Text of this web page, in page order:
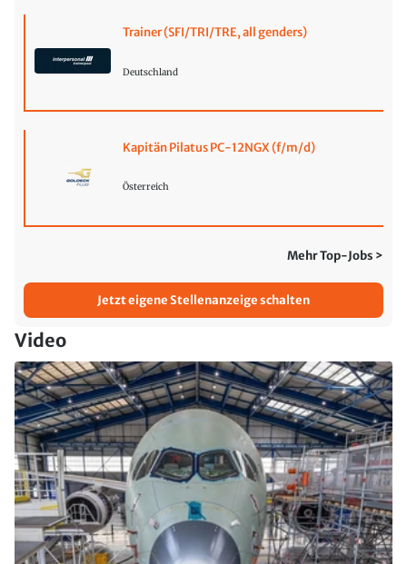
Trainer (SFI/TRI/TRE, all genders)
Deutschland
Kapitän Pilatus PC-12NGX (f/m/d)
Österreich
Mehr Top-Jobs >
Jetzt eigene Stellenanzeige schalten
Video